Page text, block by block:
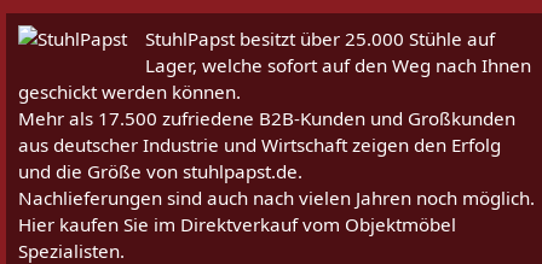
StuhlPapst besitzt über 25.000 Stühle auf
Lager, welche sofort auf den Weg nach Ihnen
geschickt werden können.
Mehr als 17.500 zufriedene B2B-Kunden und Großkunden
aus deutscher Industrie und Wirtschaft zeigen den Erfolg
und die Größe von stuhlpapst.de.
Nachlieferungen sind auch nach vielen Jahren noch möglich.
Hier kaufen Sie im Direktverkauf vom Objektmöbel
Spezialisten.